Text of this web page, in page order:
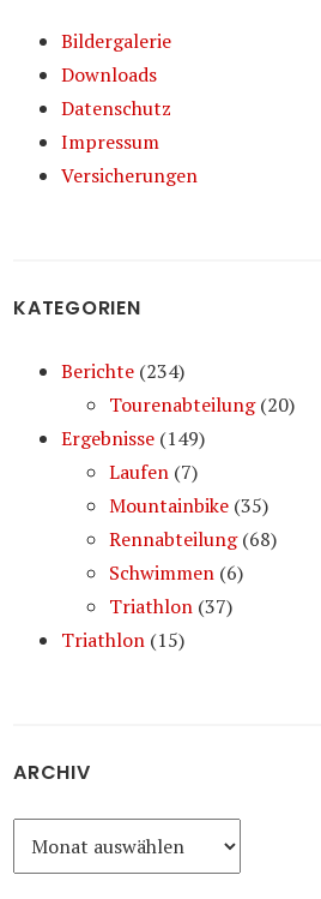
Bildergalerie
Downloads
Datenschutz
Impressum
Versicherungen
KATEGORIEN
Berichte (234)
Tourenabteilung(20)
Ergebnisse (149)
Laufen (7)
Mountainbike (35)
Rennabteilung(68)
Schwimmen (6)
Triathlon (37)
Triathlon (15)
ARCHIV
Archiv